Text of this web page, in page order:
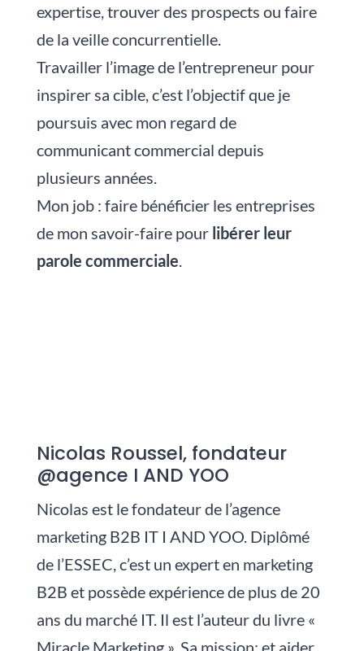
expertise, trouver des prospects ou faire
de la veille concurrentielle.
Travailler l’image de l’entrepreneur pour
inspirer sa cible, c’est l’objectif que je
poursuis avec mon regard de
communicant commercial depuis
plusieurs années.
Mon job : faire bénéficier les entreprises
de mon savoir-faire pour libérer leur
parole commerciale.
Nicolas Roussel, fondateur
@agence I AND YOO
Nicolas est le fondateur de l’agence
marketing B2B IT I AND YOO. Diplômé
de l’ESSEC, c’est un expert en marketing
B2B et possède expérience de plus de 20
ans du marché IT. Il est l’auteur du livre «
Miracle Marketing ». Sa mission: et aider